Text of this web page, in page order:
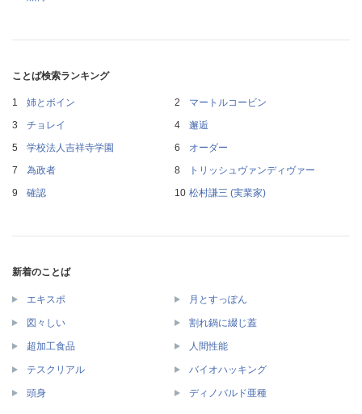
ことば検索ランキング
姉とボイン
マートルコービン
チョレイ
邂逅
学校法人吉祥寺学園
オーダー
為政者
トリッシュヴァンディヴァー
確認
松村謙三 (実業家)
新着のことば
エキスポ 月とすっぽん
図々しい 割れ鍋に綴じ蓋
超加工食品 人間性能
テスクリアル バイオハッキング
頭身 ディノバルド亜種